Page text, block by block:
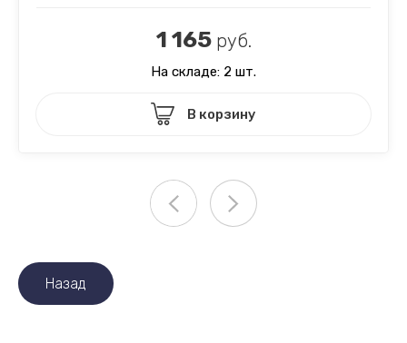
1 165руб.
На складе: 2 шт.
В корзину
Назад